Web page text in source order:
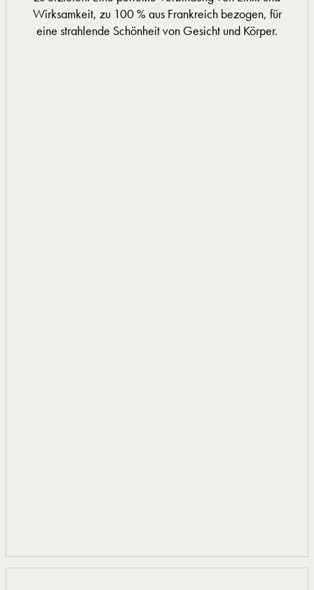
Wirksamkeit, zu 100 % aus Frankreich bezogen, für
eine strahlende Schönheit von Gesicht und Körper.